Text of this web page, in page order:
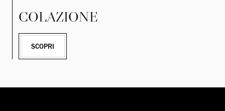
COLAZIONE
SCOPRI